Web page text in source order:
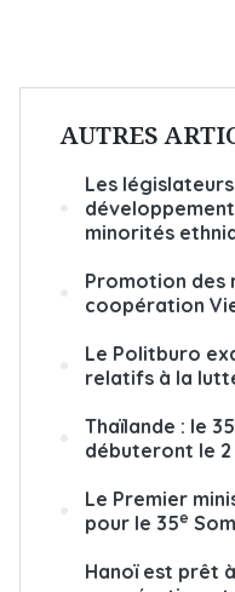
AUTRES
Les
minorités
Promotion des
coopération
Le Politburo
relatifs à la
Thaïlande : le 35
débuteront le
Le Premier
pour le 35e
Hanoï est prêt